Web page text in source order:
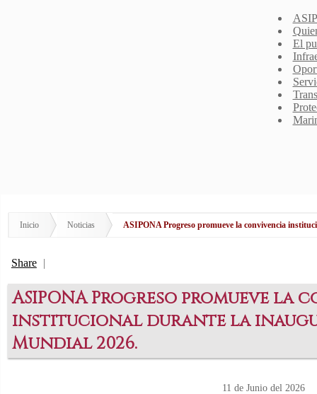
El
Inicio Noticias ASIPONA Progreso promueve la convivencia
Share |
ASIPONA Progreso promueve la
institucional durante la
Mundial 2026.
11 de Junio del 2026